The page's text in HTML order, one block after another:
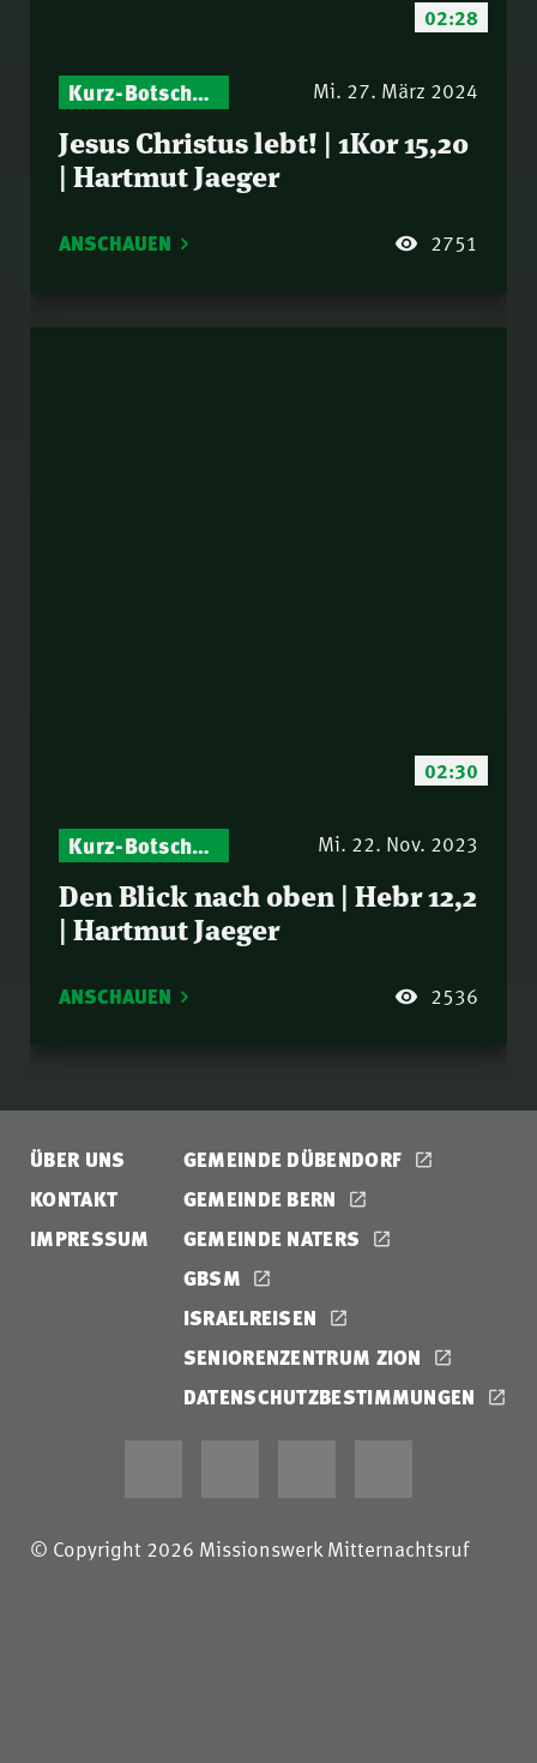
02:28
Kurz-Botschaften – Biblische Impulse mit Zukunft im Blick Mi. 27. März 2024
Jesus Christus lebt! | 1Kor 15,20
| Hartmut Jaeger
ANSCHAUEN 2751
02:30
Kurz-Botschaften – Biblische Impulse mit Zukunft im Blick Mi. 22. Nov. 2023
Den Blick nach oben | Hebr 12,2
| Hartmut Jaeger
ANSCHAUEN 2536
ÜBER UNS
KONTAKT
IMPRESSUM
GEMEINDE DÜBENDORF
GEMEINDE BERN
GEMEINDE NATERS
GBSM
ISRAELREISEN
SENIORENZENTRUM ZION
DATENSCHUTZBESTIMMUNGEN
© Copyright 2026 Missionswerk Mitternachtsruf